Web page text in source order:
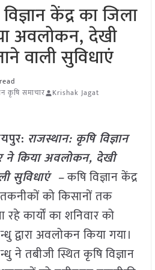
केंद्र का जिला
अवलोकन, देखी
वाली सुविधाएं
कृषि समाचार Krishak Jagat
राजस्थान: कृषि विज्ञान
ने किया अवलोकन, देखी
सुविधाएं –कषि विज्ञान केंद्र
को किसानों तक
कार्यों का शनिवार को
अवलोकन किया गया।
तबीजी स्थित कृषि विज्ञान